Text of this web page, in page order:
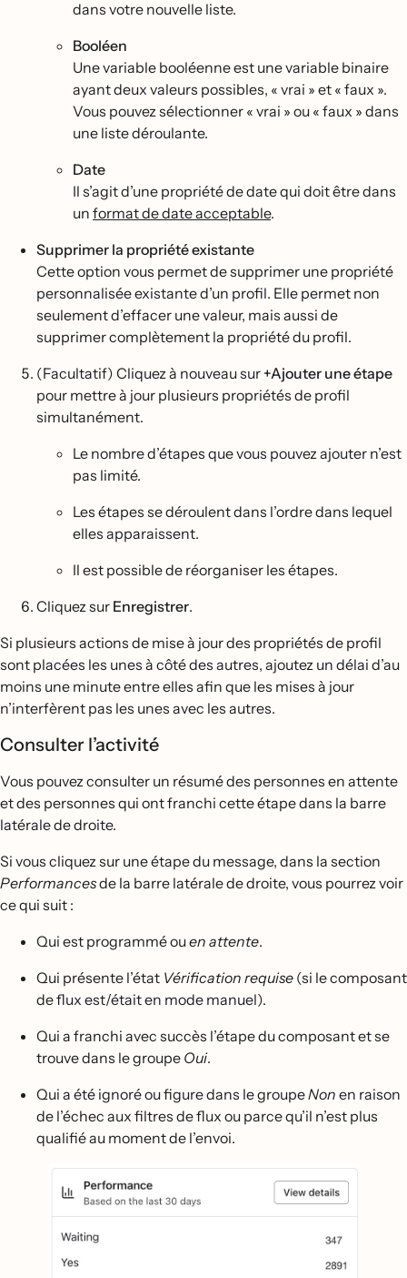
dans votre nouvelle liste.
Booléen
Une variable booléenne est une variable binaire
ayant deux valeurs possibles, « vrai » et « faux ».
Vous pouvez sélectionner « vrai » ou « faux » dans
une liste déroulante.
Date
Il s’agit d’une propriété de date qui doit être dans
un format de date acceptable.
Supprimer la propriété existante
Cette option vous permet de supprimer une propriété
personnalisée existante d’un profil. Elle permet non
seulement d’effacer une valeur, mais aussi de
supprimer complètement la propriété du profil.
(Facultatif) Cliquez à nouveau sur +Ajouter une étape
pour mettre à jour plusieurs propriétés de profil
simultanément.
Le nombre d’étapes que vous pouvez ajouter n’est
pas limité.
Les étapes se déroulent dans l’ordre dans lequel
elles apparaissent.
Il est possible de réorganiser les étapes.
Cliquez sur Enregistrer.
Si plusieurs actions de mise à jour des propriétés de profil
sont placées les unes à côté des autres, ajoutez un délai d’au
moins une minute entre elles afin que les mises à jour
n’interfèrent pas les unes avec les autres.
Consulter l’activité
Vous pouvez consulter un résumé des personnes en attente
et des personnes qui ont franchi cette étape dans la barre
latérale de droite.
Si vous cliquez sur une étape du message, dans la section
Performancesde la barre latérale de droite, vous pourrez voir
ce qui suit :
Qui est programmé ouen attente.
Qui présente l’état Vérification requise (si le composant
de flux est/était en mode manuel).
Qui a franchi avec succès l’étape du composant et se
trouve dans le groupe Oui.
Qui a été ignoré ou figure dans le groupeNon en raison
de l’échec aux filtres de flux ou parce qu’il n’est plus
qualifié au moment de l’envoi.